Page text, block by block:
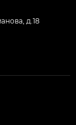
д.18